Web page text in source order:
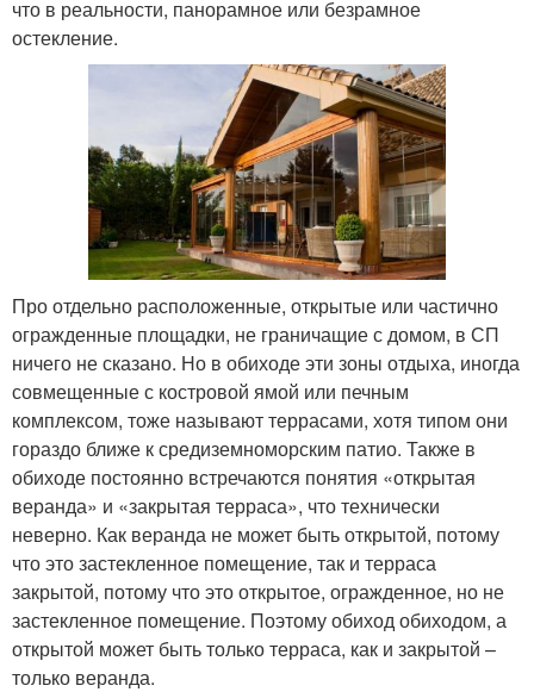
что в реальности, панорамное или безрамное
остекление.
Про отдельно расположенные, открытые или частично
огражденные площадки, не граничащие с домом, в СП
ничего не сказано. Но в обиходе эти зоны отдыха, иногда
совмещенные с костровой ямой или печным
комплексом, тоже называют террасами, хотя типом они
гораздо ближе к средиземноморским патио. Также в
обиходе постоянно встречаются понятия «открытая
веранда» и «закрытая терраса», что технически
неверно. Как веранда не может быть открытой, потому
что это застекленное помещение, так и терраса
закрытой, потому что это открытое, огражденное, но не
застекленное помещение. Поэтому обиход обиходом, а
открытой может быть только терраса, как и закрытой –
только веранда.